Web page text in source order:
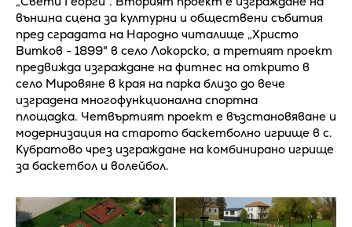
външна сцена за културни и обществени събития
пред сградата на Народно читалище „Христо
Витков - 1899" в село Локорско, а третият проект
предвижда изграждане на фитнес на открито в
село Мировяне в края на парка близо до вече
изградена многофункционална спортна
площадка. Четвъртият проект е възстановяване и
модернизация на старото баскетболно игрище в с.
Кубратово чрез изграждане на комбинирано игрище
за баскетбол и волейбол.